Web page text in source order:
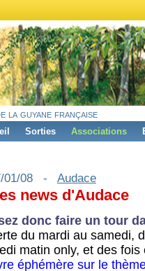
la guyane française
Sorties Associations
01/08 - Audace
news d'Audace
donc faire un tour
du mardi au samedi,
matin only, et des
éphémère sur le